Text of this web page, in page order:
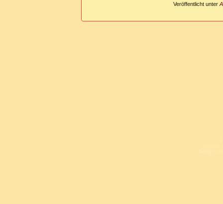
Veröffentlicht unter